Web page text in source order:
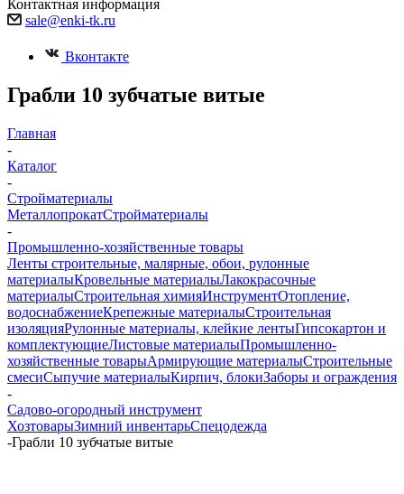
Контактная информация
sale@enki-tk.ru
Вконтакте
Грабли 10 зубчатые витые
Главная
-
Каталог
-
Стройматериалы
МеталлопрокатСтройматериалы
-
Промышленно-хозяйственные товары
Ленты строительные, малярные, обои, рулонные
материалыКровельные материалыЛакокрасочные
материалыСтроительная химияИнструментОтопление,
водоснабжениеКрепежные материалыСтроительная
изоляцияРулонные материалы, клейкие лентыГипсокартон и
комплектующиеЛистовые материалыПромышленно-
хозяйственные товарыАрмирующие материалыСтроительные
смесиСыпучие материалыКирпич, блокиЗаборы и ограждения
-
Садово-огородный инструмент
ХозтоварыЗимний инвентарьСпецодежда
-Грабли 10 зубчатые витые